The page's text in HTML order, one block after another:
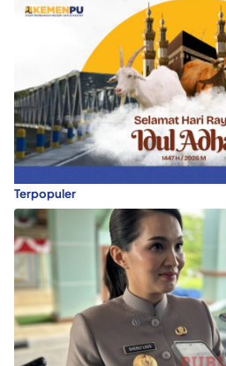
Terpopuler